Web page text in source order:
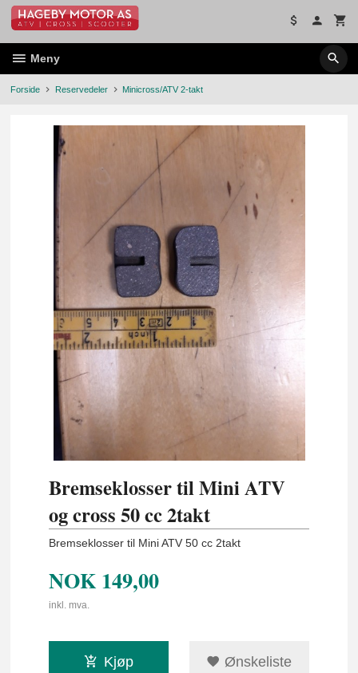
Gå
innholdet
Meny
Forside Reservedeler Minicross/ATV 2-takt
Bremseklosser til Mini ATV
og cross 50 cc 2takt
Bremseklosser til Mini ATV 50 cc 2takt
NOK 149,00
inkl. mva.
Kjøp Ønskeliste